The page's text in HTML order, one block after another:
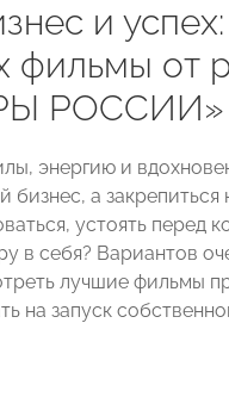
и
фильмы от
РОССИИ»
энергию и
бизнес, а закрепиться
устоять перед
в себя? Вариантов
лучшие фильмы
на запуск